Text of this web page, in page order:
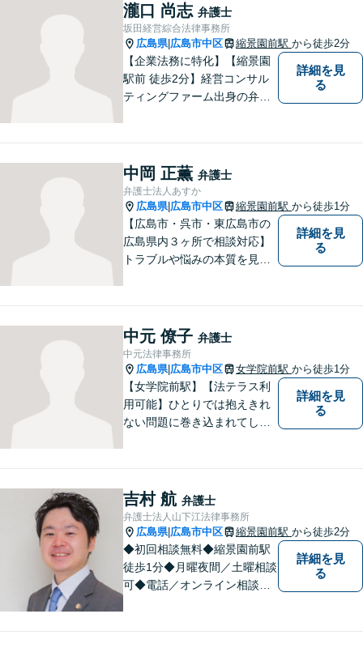
瀧口 尚志 弁護士
坂田経営綜合法律事務所
広島県| 広島市中区 縮景園前駅 から徒歩2分
【企業法務に特化】【縮景園
駅前 徒歩2分】経営コンサル
ティングファーム出身の弁護
え、大きく成長できるような
企業づくりをお手伝いいたし
ます。【24時間メール受付】
詳細を見
る
中岡 正薫 弁護士
弁護士法人あすか
広島県| 広島市中区 縮景園前駅 から徒歩1分
【広島市・呉市・東広島市の
広島県内３ヶ所で相談対応】
トラブルや悩みの本質を見極
す。
詳細を見
る
中元 僚子 弁護士
中元法律事務所
広島県| 広島市中区 女学院前駅 から徒歩1分
【女学院前駅】【法テラス利
用可能】ひとりでは抱えきれ
ない問題に巻き込まれてしま
問題など幅広い分野に対応。
法律トラブルでお悩みの方は
まずはお気軽にご相談くださ
い。
詳細を見
る
吉村 航 弁護士
弁護士法人山下江法律事務所
広島県| 広島市中区 縮景園前駅 から徒歩2分
◆初回相談無料◆縮景園前駅
徒歩1分◆月曜夜間／土曜相談
可◆電話／オンライン相談可
詳細を見
る